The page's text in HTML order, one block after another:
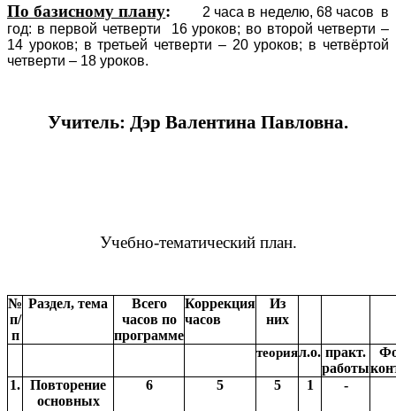
По базисному плану:
2 часа в неделю, 68 часов в
год: в первой четверти 16 уроков; во второй четверти –
14 уроков; в третьей четверти – 20 уроков; в четвёртой
четверти – 18 уроков.
Учитель: Дэр Валентина Павловна.
Учебно-тематический план.
№
п/
п
Раздел, тема
Всего
часов по
программе
Коррекция
часов
Из
них
теориял.о. практ.
работы
1.
Повторение
основных
6 5 5 1 -